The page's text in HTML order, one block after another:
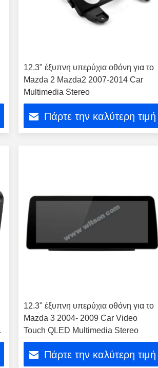
12.3" έξυπνη υπερύχια οθόνη για το
Mazda 2 Mazda2 2007-2014 Car
Multimedia Stereo
Πάρτε την καλύτερη τιμή
12.3" έξυπνη υπερύχια οθόνη για το
Mazda 3 2004- 2009 Car Video
Touch QLED Multimedia Stereo
Πάρτε την καλύτερη τιμή